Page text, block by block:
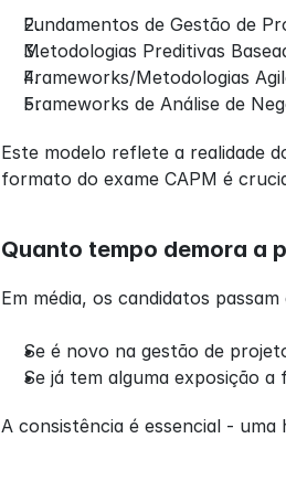
Fundamentos de Gestão de
Metodologias Preditivas
Frameworks/Metodologias
Frameworks de Análise de
Este modelo reflete a realidade
formato do exame CAPM é
Quanto tempo demora a
Em média, os candidatos
Se é novo na gestão de
Se já tem alguma exposição
A consistência é essencial -